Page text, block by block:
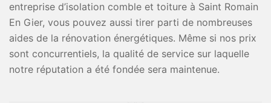
entreprise d’isolation comble et toiture à Saint Romain
En Gier, vous pouvez aussi tirer parti de nombreuses
aides de la rénovation énergétiques. Même si nos prix
sont concurrentiels, la qualité de service sur laquelle
notre réputation a été fondée sera maintenue.